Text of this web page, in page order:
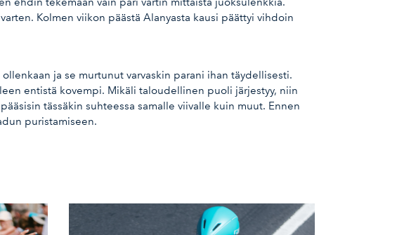
Kolmen viikon päästä Alanyasta kausi päättyi vihdoin
ja se murtunut varvaskin parani ihan täydellisesti.
entistä kovempi. Mikäli taloudellinen puoli järjestyy, niin
tässäkin suhteessa samalle viivalle kuin muut. Ennen
puristamiseen.